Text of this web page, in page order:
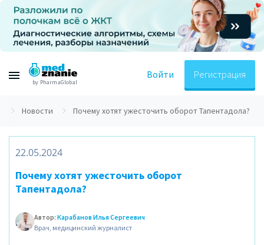
by PharmaGlobal
Войти Регистрация
Новости Почему хотят ужесточить оборот Тапентадола?
22.05.2024
Почему хотят ужесточить оборот
Тапентадола?
Автор: Карабанов Илья Сергеевич
Врач, медицинский журналист